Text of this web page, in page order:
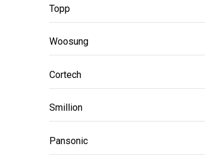
Topp
Woosung
Cortech
Smillion
Pansonic